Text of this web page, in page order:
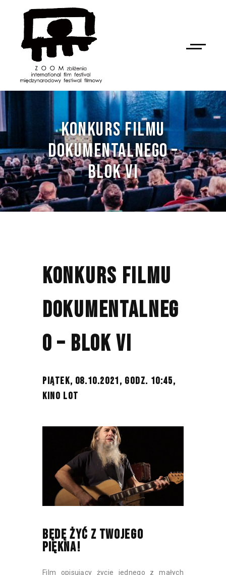
KONKURS FILMU
DOKUMENTALNEGO –
BLOK VI
NAN
KONKURS FILMU
DOKUMENTALNEG
O – BLOK VI
PIĄTEK, 08.10.2021, GODZ. 10:45,
KINO LOT
BĘDĘ ŻYĆ Z TWOJEGO
PIĘKNA!
Film opisujący życie jednego z małych